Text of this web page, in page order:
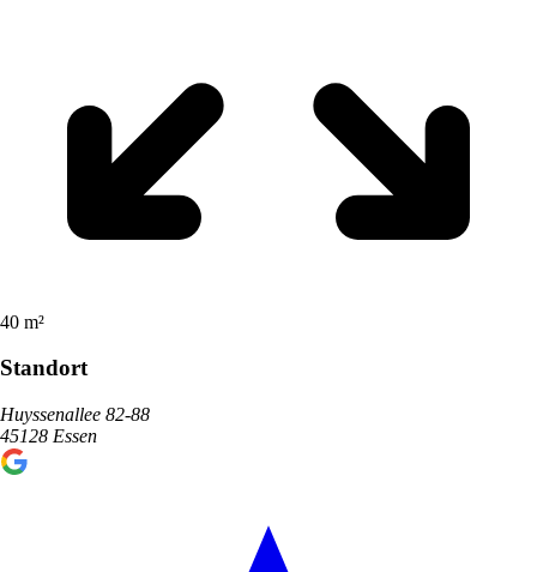
40 m²
Standort
Huyssenallee 82-88
45128 Essen